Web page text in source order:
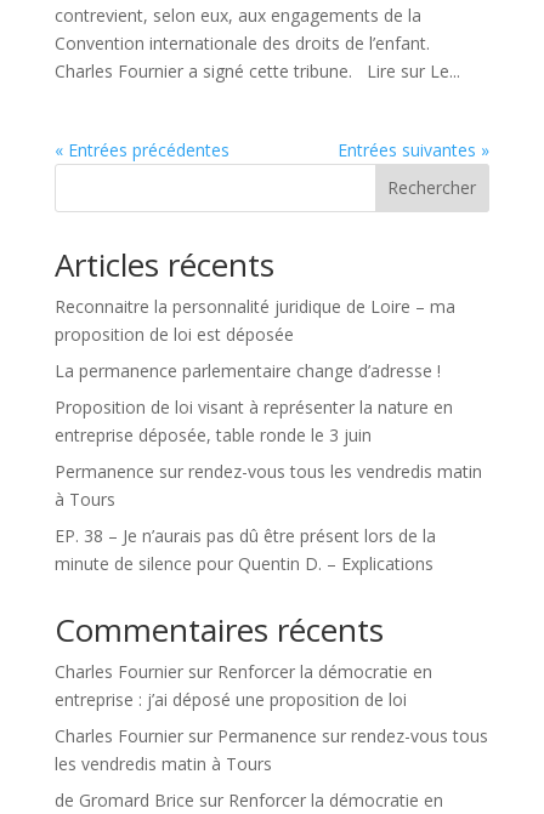
contrevient, selon eux, aux engagements de la
Convention internationale des droits de l’enfant.
Charles Fournier a signé cette tribune. Lire sur Le...
« Entrées précédentes
Entrées suivantes »
Rechercher
Articles récents
Reconnaitre la personnalité juridique de Loire – ma
proposition de loi est déposée
La permanence parlementaire change d’adresse !
Proposition de loi visant à représenter la nature en
entreprise déposée, table ronde le 3 juin
Permanence sur rendez-vous tous les vendredis matin
à Tours
EP. 38 – Je n’aurais pas dû être présent lors de la
minute de silence pour Quentin D. – Explications
Commentaires récents
Charles Fourniersur Renforcer la démocratie en
entreprise : j’ai déposé une proposition de loi
Charles Fourniersur Permanence sur rendez-vous tous
les vendredis matin à Tours
de Gromard Brice sur Renforcer la démocratie en